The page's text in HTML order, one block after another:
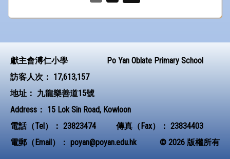
獻主會溥仁小學
Po Yan Oblate Primary School
訪客人次： 17,613,157
地址： 九龍樂善道15號
Address： 15 Lok Sin Road, Kowloon
電話（Tel）： 23823474 傳真（Fax）： 23834403
電郵（Email）： poyan@poyan.edu.hk © 2026 版權所有